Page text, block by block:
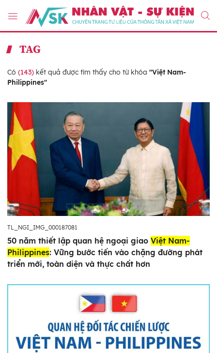
TAG
Có (143) kết quả được tìm thấy cho từ khóa "Việt Nam-
Philippines"
TL_NGI_IMG_000187081
50 năm thiết lập quan hệ ngoại giao Việt Nam-
Philippines: Vững bước tiến vào chặng đường phát
triển mới, toàn diện và thực chất hơn